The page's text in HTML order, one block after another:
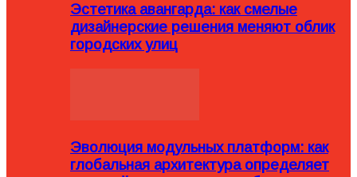
Эстетика авангарда: как смелые
дизайнерские решения меняют облик
городских улиц
Эволюция модульных платформ: как
глобальная архитектура определяет